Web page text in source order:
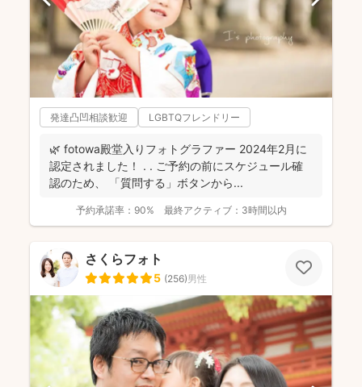
発達凸凹相談歓迎 LGBTQフレンドリー
🌿 fotowa殿堂入りフォトグラファー 2024年2月に
認定されました！ . . ご予約の前にスケジュール確
認のため、 「質問する」ボタンから...
予約承諾率： 90% 最終アクティブ： 3時間以内
さくらフォト
5 (256)男性